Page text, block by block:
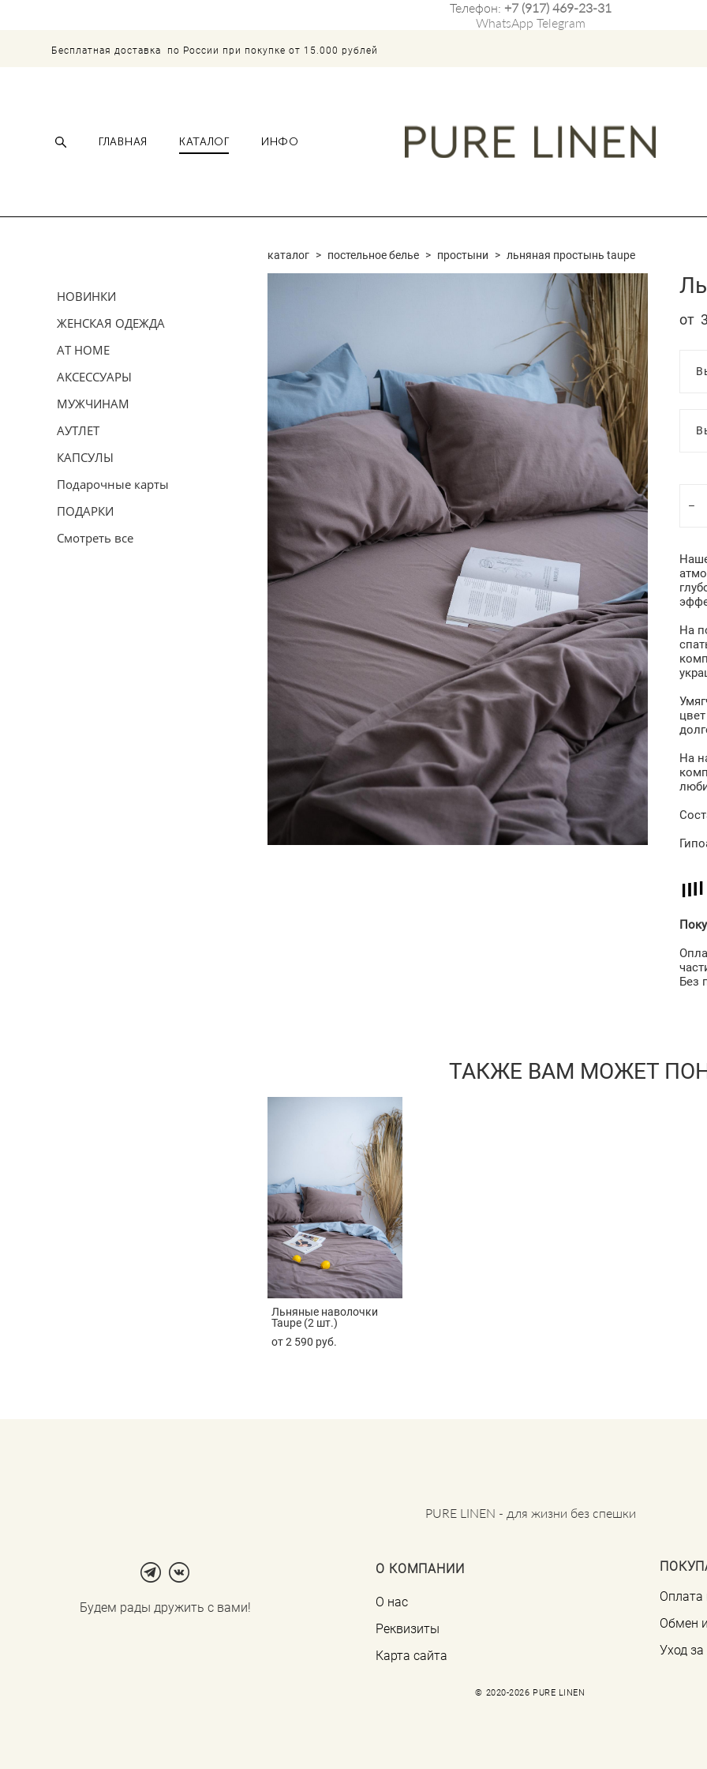
Телефон: +7 (917) 469-23-31
WhatsApp Telegram
Бесплатная доставка по России при покупке от 15.000 рублей
ГЛАВНАЯ КАТАЛОГ ИНФО
НОВИНКИ
ЖЕНСКАЯ ОДЕЖДА
AT HOME
АКСЕССУАРЫ
МУЖЧИНАМ
АУТЛЕТ
КАПСУЛЫ
Подарочные карты
ПОДАРКИ
Смотреть все
каталог > постельное белье > простыни > льняная простынь taupe
от
На
На
Без
ТАКЖЕ ВАМ МОЖЕТ
Льняные наволочки
Taupe (2 шт.)
от 2 590 pуб.
PURE LINEN - для жизни без спешки
Будем рады дружить с вами!
О КОМПАНИИ
О нас
Реквизиты
Карта сайта
Оплата
Обмен
Уход
© 2020-2026 PURE LINEN